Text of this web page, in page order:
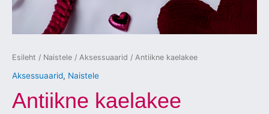
Esileht / Naistele / Aksessuaarid / Antiikne kaelakee
Aksessuaarid, Naistele
Antiikne kaelakee